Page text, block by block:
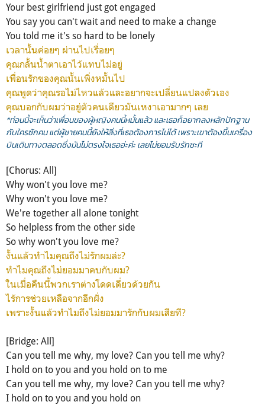
Your best girlfriend just got engaged
You say you can't wait and need to make a change
You told me it's so hard to be lonely
เวลานั้นค่อยๆ ผ่านไปเรื่อยๆ
คุณกลั้นน้ำตาเอาไว้แทบไม่อยู่
เพื่อนรักของคุณนั้นเพิ่งหมั้นไป
คุณพูดว่าคุณรอไม่ไหวแล้วและอยากจะเปลี่ยนแปลงตัวเอง
คุณบอกกับผมว่าอยู่ตัวคนเดียวมันเหงาเอามากๆ เลย
*ท่อนนี้จะเห็นว่าเพื่อนของผู้หญิงคนนี้หมั้นแล้ว และเธอก็อยากลงหลักปักฐาน
กับใครซักคน แต่ผู้ชายคนนี้ยังให้สิ่งที่เธอต้องการไม่ได้ เพราะเขาต้องขึ้นเครื่อง
บินเดินทางตลอดซึ่งมันไม่ตรงใจเธออ่ะค่ะ เลยไม่ยอมรับรักซะที
[Chorus: All]
Why won't you love me?
Why won't you love me?
We're together all alone tonight
So helpless from the other side
So why won't you love me?
งั้นแล้วทำไมคุณถึงไม่รักผมล่ะ?
ทำไมคุณถึงไม่ยอมมาคบกับผม?
ในเมื่อคืนนี้พวกเราต่างโดดเดี่ยวด้วยกัน
ไร้การช่วยเหลือจากอีกฝั่ง
เพราะงั้นแล้วทำไมถึงไม่ยอมมารักกับผมเสียที?
[Bridge: All]
Can you tell me why, my love? Can you tell me why?
I hold on to you and you hold on to me
Can you tell me why, my love? Can you tell me why?
I hold on to you and you hold on